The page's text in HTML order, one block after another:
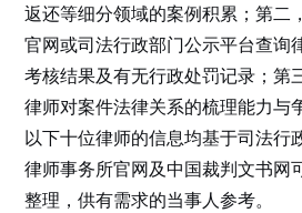
返还等细分领域的案例积累；第二
官网或司法行政部门公示平台查询
考核结果及有无行政处罚记录；第
律师对案件法律关系的梳理能力与
以下十位律师的信息均基于司法行
律师事务所官网及中国裁判文书网
整理，供有需求的当事人参考。